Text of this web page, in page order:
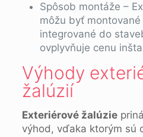
Spôsob montáže –
môžu byť
integrované do
ovplyvňuje cenu
Výhody
žalúzií
Exteriérové žalúzie
výhod, vďaka ktorým sú